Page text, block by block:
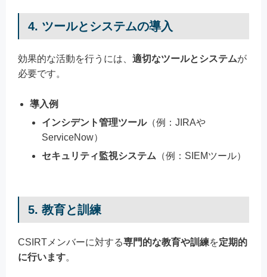
4. ツールとシステムの導入
効果的な活動を行うには、 適切なツールとシステムが
必要です。
導入例
インシデント管理ツール（例：JIRAや
ServiceNow）
セキュリティ監視システム （例：SIEMツール）
5. 教育と訓練
CSIRTメンバーに対する専門的な教育や訓練を定期的
に行います。